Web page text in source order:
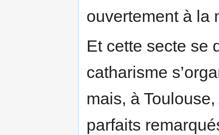
ouvertement à la
Et cette secte se
catharisme
mais, à
parfaits